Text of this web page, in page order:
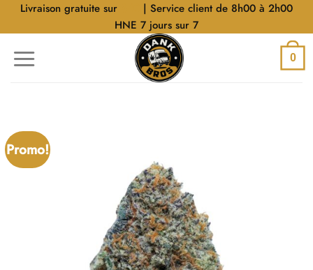
AllerLivraison gratuite sur
| Service client de 8h00 à 2h00
HNE 7 jours sur 7
0
Promo!